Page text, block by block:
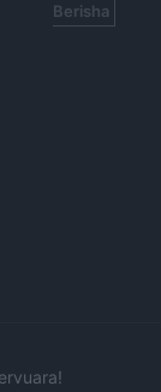
Berisha